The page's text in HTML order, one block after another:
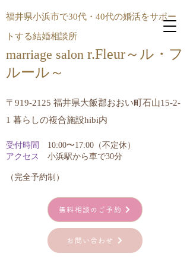
福井県小浜市で30代・40代の婚活をサポー
トする結婚相談所
marriage salon r.Fleur～ル・フ
ルール​～
〒919-2125 福井県大飯郡おおい町石山15-2-
1 暮らしの複合施設hibi内
受付時間
10:00〜17:00（不定休）
アクセス
小浜駅から車で30分
無料相談のご予約
お問い合わせ
​（完全予約制）